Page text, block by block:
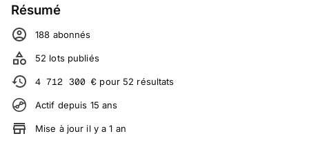
Résumé
188 abonnés
52 lots publiés
4 712 300 € pour 52 résultats
Actif depuis 15 ans
Mise à jour il y a1 an